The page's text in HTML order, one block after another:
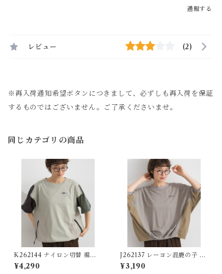
通報する
レビュー (2)
※再入荷通知希望ボタンにつきまして、必ずしも再入荷を保証
するものではございません。ご了承くださいませ。
同じカテゴリの商品
K262144 ナイロン切替 裾ド
ロストプルオーバー / Nylon-
Panel Drawstring-Hem Pul
¥4,290
J262137 レーヨン混鹿の子 異
素材切替コクーンプルオーバ
ー / Rayon-Blend Piqué Mi
¥3,190